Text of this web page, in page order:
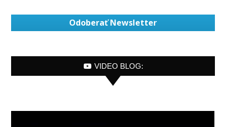
Odoberať Newsletter
VIDEO BLOG: